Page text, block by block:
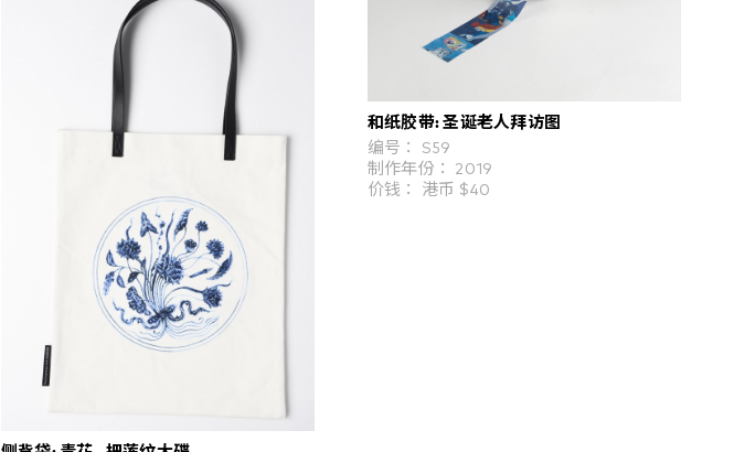
和纸胶带: 圣诞老人拜访图
编号： S59
制作年份： 2019
价钱： 港币 $40